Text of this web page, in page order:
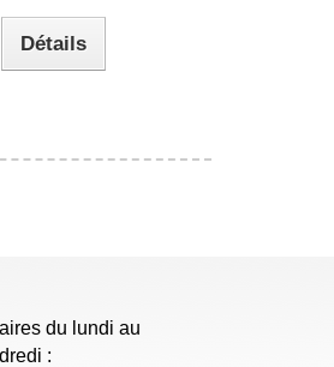
Détails
du lundi au
: